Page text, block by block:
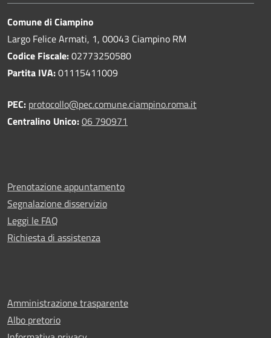
Comune di Ciampino
Largo Felice Armati, 1, 00043 Ciampino RM
Codice Fiscale:02773250580
Partita IVA:01115411009
PEC: protocollo@pec.comune.ciampino.roma.it
Centralino Unico:06 790971
Prenotazione appuntamento
Segnalazione disservizio
Leggi le FAQ
Richiesta di assistenza
Amministrazione trasparente
Albo pretorio